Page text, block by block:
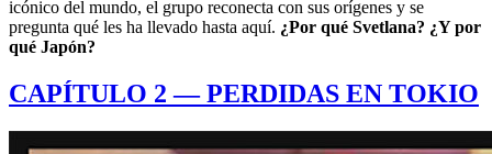
icónico del mundo, el grupo reconecta con sus orígenes y se
pregunta qué les ha llevado hasta aquí. ¿Por qué Svetlana? ¿Y por
qué Japón?
CAPÍTULO 2 — PERDIDAS EN TOKIO